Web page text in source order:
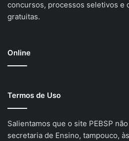
concursos, processos seletivos e
gratuitas.
Online
Termos de Uso
Salientamos que o site PEBSP
secretaria de Ensino, tampouco,